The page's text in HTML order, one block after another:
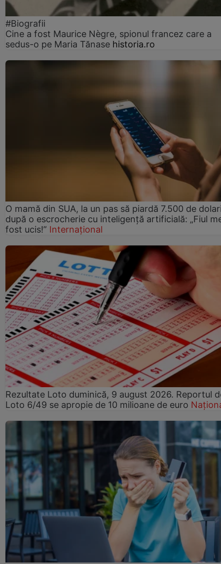
#Biografii
Cine a fost Maurice Nègre, spionul francez care a
sedus-o pe Maria Tănase historia.ro
O mamă din SUA, la un pas să piardă 7.500 de
după o escrocherie cu inteligență artificială: „Fiul
fost ucis!” Internațional
Rezultate Loto duminică, 9 august 2026. Reportul
Loto 6/49 se apropie de 10 milioane de euro